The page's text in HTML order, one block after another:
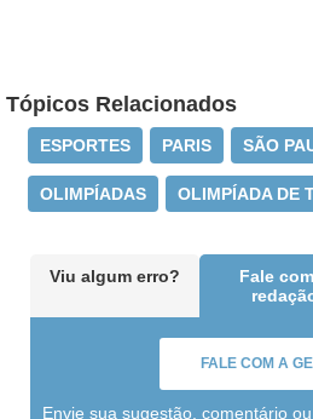
Tópicos Relacionados
ESPORTES PARIS SÃO
OLIMPÍADAS OLIMPÍADA DE
Viu algum erro?
Fale
FALE COM A
Envie sua sugestão, comentário